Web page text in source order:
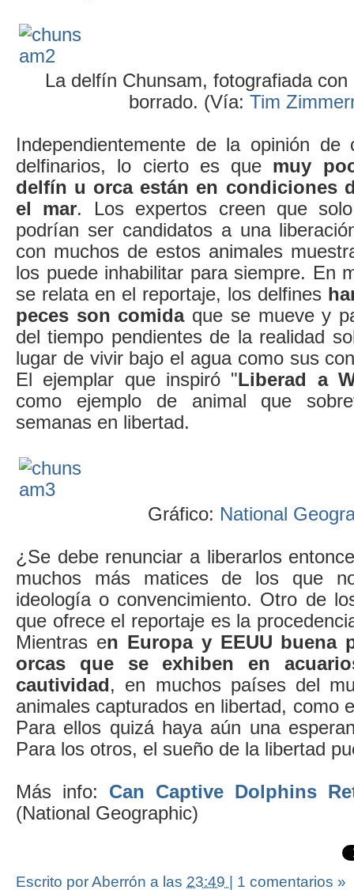
La delfín Chunsam, fotografiada
borrado. (Vía: Tim
Independientemente de la opinión
delfinarios, lo cierto es que muy
delfín u orca están en condiciones
el mar. Los expertos creen que
podrían ser candidatos a una
con muchos de estos animales
los puede inhabilitar para siempre. En
se relata en el reportaje, los delfines
peces son comidaque se mueve y
del tiempo pendientes de la realidad
lugar de vivir bajo el agua como sus
El ejemplar que inspiró "Liberad a
como ejemplo de animal que
semanas en libertad.
Gráfico: National
¿Se debe renunciar a liberarlos
muchos más matices de los que
ideología o convencimiento. Otro de
que ofrece el reportaje es la
Mientras en Europa y EEUU buena
orcas que se exhiben en
cautividad, en muchos países del
animales capturados en libertad, como
Para ellos quizá haya aún una
Para los otros, el sueño de la libertad
Más info: Can Captive Dolphins
(National Geographic)
Escrito por Aberrón a las 23:49 | 1 comentarios »